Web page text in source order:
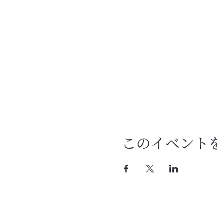
このイベント